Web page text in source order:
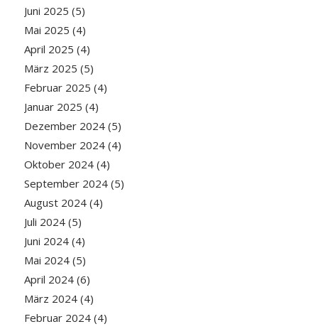
Juni 2025 (5)
Mai 2025 (4)
April 2025 (4)
März 2025 (5)
Februar 2025 (4)
Januar 2025 (4)
Dezember 2024(5)
November 2024(4)
Oktober 2024(4)
September 2024(5)
August 2024(4)
Juli 2024(5)
Juni 2024(4)
Mai 2024(5)
April 2024(6)
März 2024(4)
Februar 2024(4)